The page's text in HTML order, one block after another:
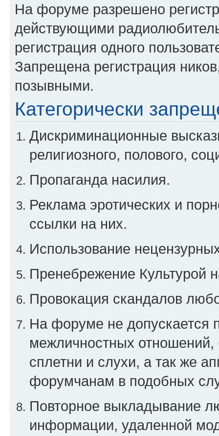
На форуме разрешено
действующими
регистрация одного
Запрещена регистрация
позывными.
Категорически
Дискриминационные
религиозного, полового,
Пропаганда насилия.
Реклама эротических и
ссылки на них.
Использование
Пренебрежение Культурой
Провокация скандалов
На форуме не допускается
межличностных отношений,
сплетни и слухи, а так же
форумчанам в подобных
Повторное выкладывание
информации, удаленной